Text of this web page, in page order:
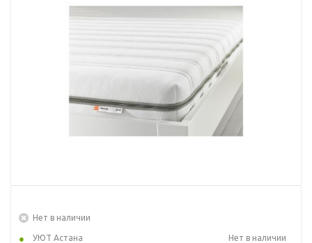
Нет в наличии
УЮТ Астана
Нет в наличии